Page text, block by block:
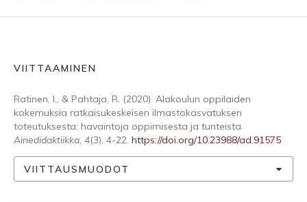
VIITTAAMINEN
Ratinen, I., & Pahtaja, R. (2020). Alakoulun oppilaiden
kokemuksia ratkaisukeskeisen ilmastokasvatuksen
toteutuksesta: havaintoja oppimisesta ja tunteista.
Ainedidaktiikka, 4(3), 4-22. https://doi.org/10.23988/ad.91575
VIITTAUSMUODOT